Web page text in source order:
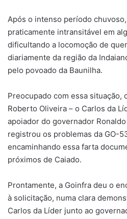
Após o intenso período
praticamente intransitável em
dificultando a locomoção de
diariamente da região da
pelo povoado da Baunilha.
Preocupado com essa situação,
Roberto Oliveira – o Carlos da
apoiador do governador
registrou os problemas da GO-
encaminhando essa farta
próximos de Caiado.
Prontamente, a Goinfra deu o
à solicitação, numa clara
Carlos da Líder junto ao